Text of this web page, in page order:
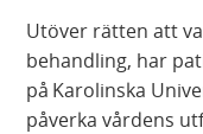
Utöver rätten att
behandling, har
på Karolinska
påverka vårdens